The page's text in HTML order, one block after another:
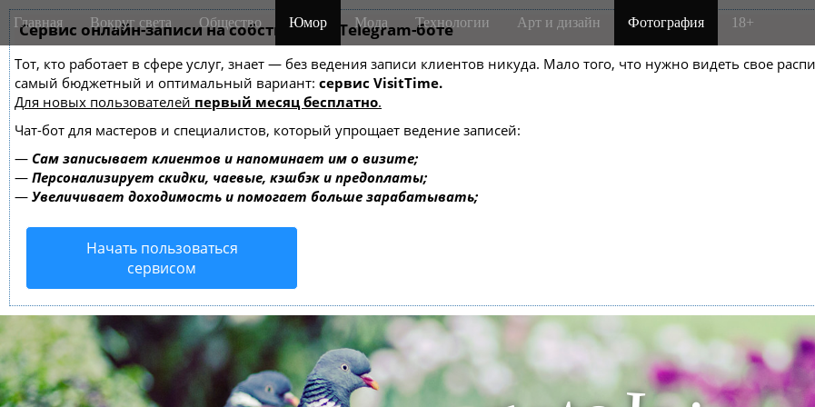
Сервис онлайн-записи на собственном Telegram-боте
Тот, кто работает в сфере услуг, знает — без ведения записи клиентов никуда. Мало того, что нужно видеть свое
самый бюджетный и оптимальный вариант: сервис VisitTime.
Для новых пользователей первый месяц бесплатно.
Чат-бот для мастеров и специалистов, который упрощает ведение записей:
— Сам записывает клиентов и напоминает им о визите;
— Персонализирует скидки, чаевые, кэшбэк и предоплаты;
— Увеличивает доходимость и помогает больше зарабатывать;
Начать пользоваться
сервисом
M
a
n
m
e
n
u
i
Главная Вокруг света Общество Юмор Мода Технологии Арт и дизайн Фотография 18+